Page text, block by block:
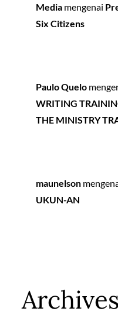
Media mengenai
Six Citizens
Paulo Quelo
WRITING
THE MINISTRY
maunelson
UKUN-AN
Archives